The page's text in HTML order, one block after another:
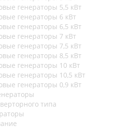
генераторы 5,5 кВт
генераторы 6 кВт
генераторы 6,5 кВт
генераторы 7 кВт
генераторы 7,5 кВт
генераторы 8,5 кВт
генераторы 10 кВт
генераторы 10,5 кВт
генераторы 0,9 кВт
типа